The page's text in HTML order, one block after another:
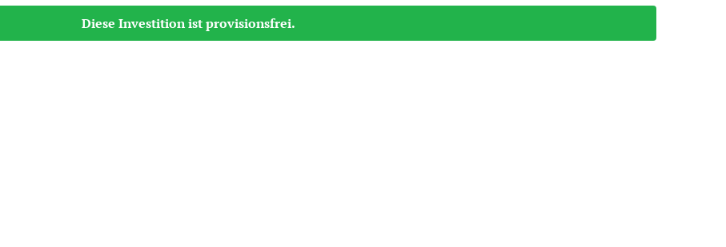
Diese Investition ist provisionsfrei.